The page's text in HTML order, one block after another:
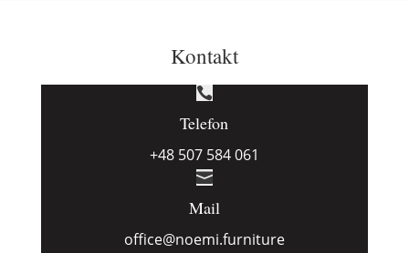
Kontakt

Telefon
+48 507 584 061

Mail
office@noemi.furniture